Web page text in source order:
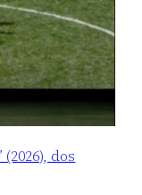
dos